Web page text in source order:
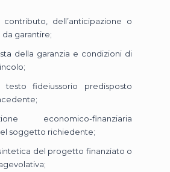
dell’anticipazione o
garantire;
della garanzia e condizioni di
testo fideiussorio predisposto
economico-finanziaria
soggetto richiedente;
del progetto finanziato o